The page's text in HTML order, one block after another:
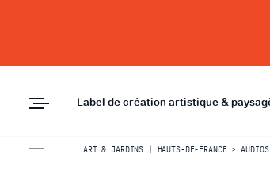
Label de création artistique &
ART & JARDINS | HAUTS-DE-FRANCE>AUDIOS